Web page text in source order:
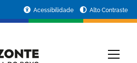
Acessibilidade Alto Contraste